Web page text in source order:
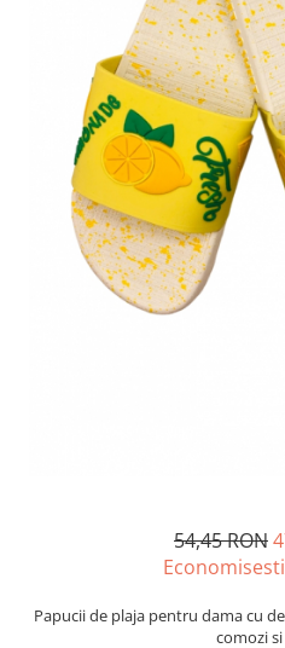
54,45 RON
Papucii de plaja pentru dama cu
comozi